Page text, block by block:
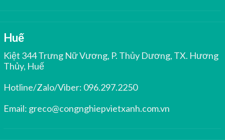
Huế
Kiệt 344 Trưng Nữ Vương, P. Thủy Dương, TX. Hương
Thủy, Huế
Hotline/Zalo/Viber: 096.297.2250
Email: greco@congnghiepvietxanh.com.vn